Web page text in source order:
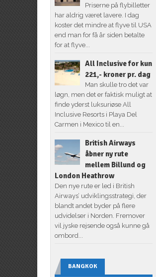
Priserne på flybilletter
har aldrig været lavere. I dag
koster det mindre at flyve til USA
end man for få år siden betalte
for at flyve...
All Inclusive for kun
221,- kroner pr. dag
Man skulle tro det var
løgn, men det er faktisk muligt at
finde yderst luksuriøse All
Inclusive Resorts i Playa Del
Carmen i Mexico til en...
British Airways
åbner ny rute
mellem Billund og
London Heathrow
Den nye rute er led i British
Airways’ udviklingsstrategi, der
blandt andet byder på flere
udvidelser i Norden. Fremover
vil jyske rejsende også kunne gå
ombord...
BANGKOK